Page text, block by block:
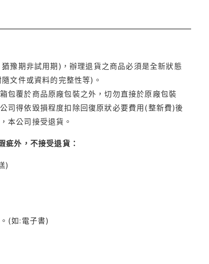
豫期非試用期)，辦理退貨之商品必須是全新狀態
文件或資料的完整性等)。
包覆於商品原廠包裝之外，切勿直接於原廠包裝
司得依毀損程度扣除回復原狀必要費用(整新費)後
本公司接受退貨。
疵外，不接受退貨：
)
(如:電子書)